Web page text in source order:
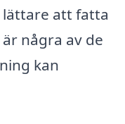
att fatta
några av de
kan